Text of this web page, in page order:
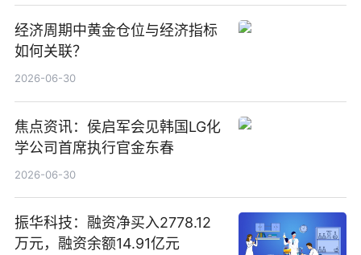
经济周期中黄金仓位与经济指标
如何关联？
2026-06-30
焦点资讯：侯启军会见韩国LG化
学公司首席执行官金东春
2026-06-30
振华科技：融资净买入2778.12
万元，融资余额14.91亿元